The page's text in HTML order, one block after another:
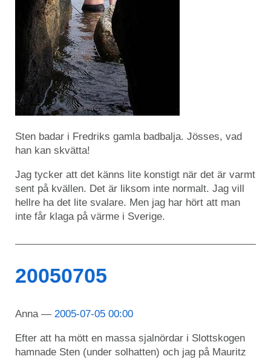
Sten badar i Fredriks gamla badbalja. Jösses, vad
han kan skvätta!
Jag tycker att det känns lite konstigt när det är varmt
sent på kvällen. Det är liksom inte normalt. Jag vill
hellre ha det lite svalare. Men jag har hört att man
inte får klaga på värme i Sverige.
20050705
Anna 2005-07-05 00:00
Efter att ha mött en massa sjalnördar i Slottskogen
hamnade Sten (under solhatten) och jag på Mauritz